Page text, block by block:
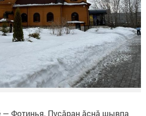
— Фотинья. Пусăран ăснă шывпа